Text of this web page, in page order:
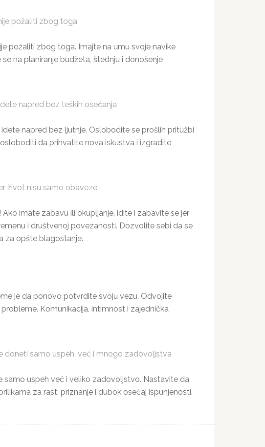
požaliti zbog toga
požaliti zbog toga. Imajte na umu svoje navike
na planiranje budžeta, štednju i donošenje
napred bez teških osećanja
napred bez ljutnje. Oslobodite se prošlih pritužbi
da prihvatite nova iskustva i izgradite
život nisu samo obaveze
imate zabavu ili okupljanje, idite i zabavite se jer
i društvenoj povezanosti. Dozvolite sebi da se
za opšte blagostanje.
je da ponovo potvrdite svoju vezu. Odvojite
Komunikacija, intimnost i zajednička
doneti samo uspeh, već i mnogo zadovoljstva
samo uspeh već i veliko zadovoljstvo. Nastavite da
za rast, priznanje i dubok osećaj ispunjenosti.